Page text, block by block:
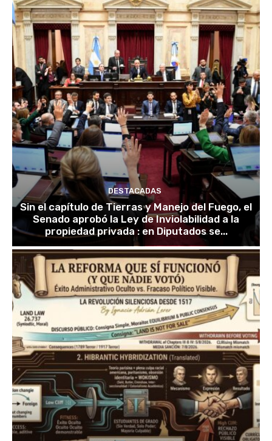
DESTACADAS
Sin el capítulo de Tierras y Manejo del Fuego, el
Senado aprobó la Ley de Inviolabilidad a la
propiedad privada : en Diputados se...